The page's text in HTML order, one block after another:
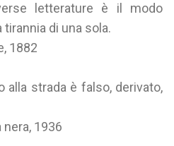
letterature è il modo
di una sola.
1882
alla strada è falso, derivato,
nera, 1936